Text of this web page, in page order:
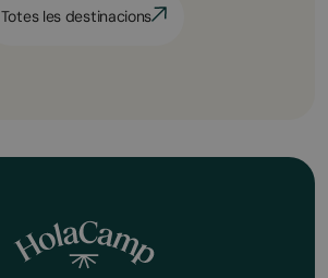
Totes les destinacions